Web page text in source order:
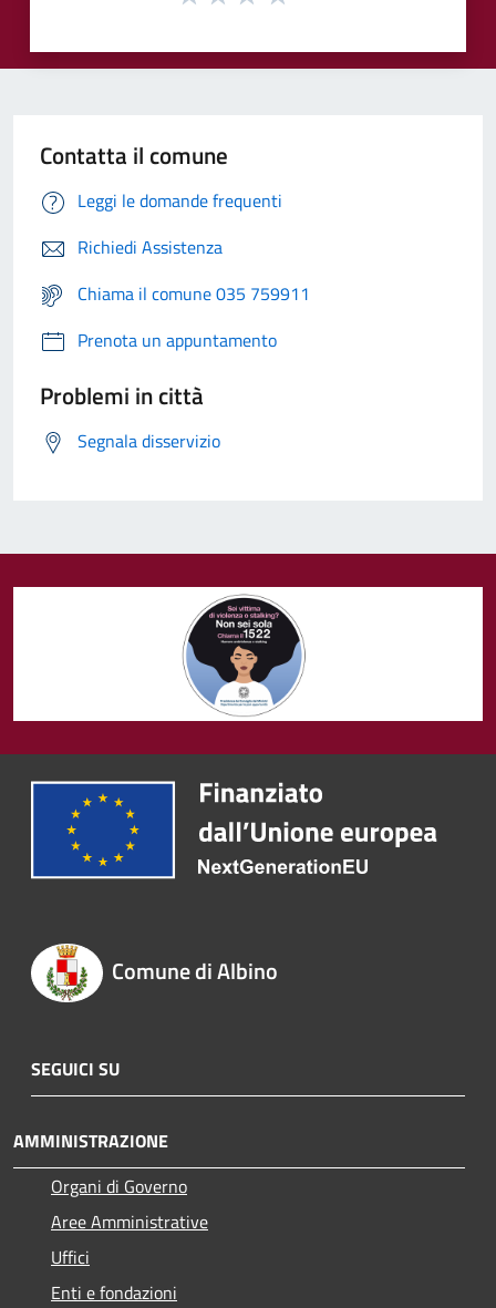
Contatta il comune
Leggi le domande frequenti
Richiedi Assistenza
Chiama il comune 035 759911
Prenota un appuntamento
Problemi in città
Segnala disservizio
Comune di Albino
SEGUICI SU
AMMINISTRAZIONE
Organi di Governo
Aree Amministrative
Uffici
Enti e fondazioni